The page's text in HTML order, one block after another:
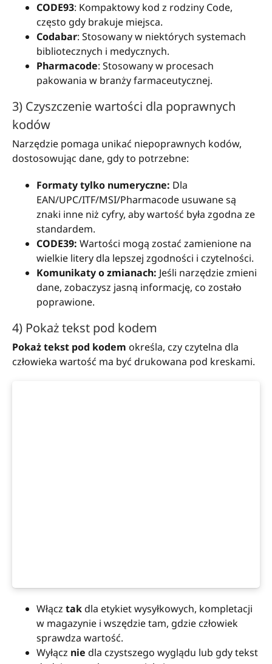
CODE93: Kompaktowy kod z rodziny Code,
często gdy brakuje miejsca.
Codabar: Stosowany w niektórych systemach
bibliotecznych i medycznych.
Pharmacode: Stosowany w procesach
pakowania w branży farmaceutycznej.
3) Czyszczenie wartości dla poprawnych
kodów
Narzędzie pomaga unikać niepoprawnych kodów,
dostosowując dane, gdy to potrzebne:
Formaty tylko numeryczne: Dla
EAN/UPC/ITF/MSI/Pharmacode usuwane są
znaki inne niż cyfry, aby wartość była zgodna ze
standardem.
CODE39: Wartości mogą zostać zamienione na
wielkie litery dla lepszej zgodności i czytelności.
Komunikaty o zmianach: Jeśli narzędzie zmieni
dane, zobaczysz jasną informację, co zostało
poprawione.
4) Pokaż tekst pod kodem
Pokaż tekst pod kodem określa, czy czytelna dla
człowieka wartość ma być drukowana pod kreskami.
Włącz takdla etykiet wysyłkowych, kompletacji
w magazynie i wszędzie tam, gdzie człowiek
sprawdza wartość.
Wyłącz nie dla czystszego wyglądu lub gdy tekst